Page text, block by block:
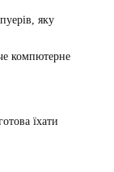
яку
компютерне
їхати